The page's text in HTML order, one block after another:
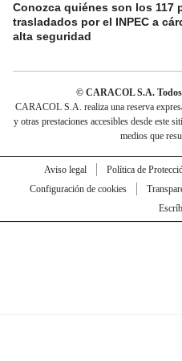
Conozca quiénes son los 117
trasladados por el INPEC a
alta seguridad
© CARACOL S.A. Todos
CARACOL S.A. realiza una reserva
y otras prestaciones accesibles desde este
medios que
Aviso legal Política de
Configuración de cookies